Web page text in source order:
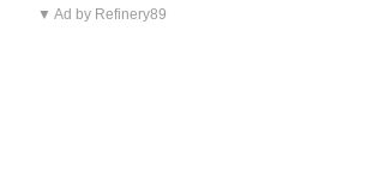
▼ Ad by Refinery89